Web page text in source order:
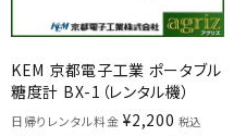
KEM 京都電子工業 ポータブル
糖度計 BX-1（レンタル機）
日帰りレンタル料金 ¥2,200 税込